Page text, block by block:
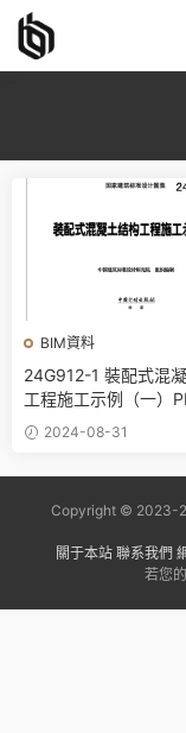
BIM資料
24G912-1 裝配式混
工程施工示例（一）
百度網盤下載
2024-08-31
Copyright © 2023-
關于本站 聯系我們
若您